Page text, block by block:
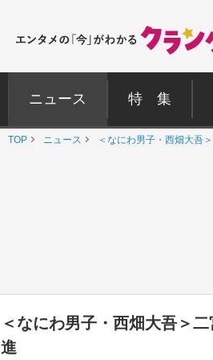
ニュース 特 集
TOP ニュース ＜なにわ男子・西畑大吾
＜なにわ男子・西畑大吾＞
進